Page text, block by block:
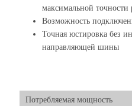
максимальной точности
Возможность
Точная юстировка без
направляющей шины
Потребляемая мощность